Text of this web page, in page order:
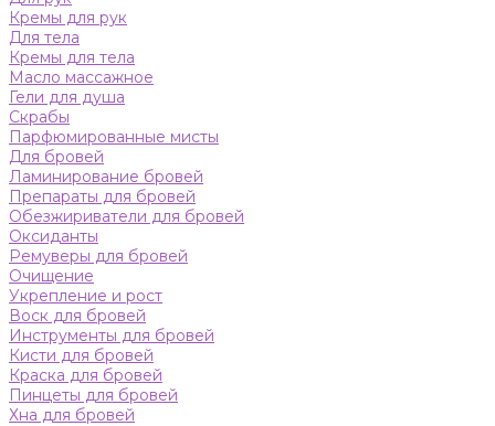
Кремы для рук
Для тела
Кремы для тела
Масло массажное
Гели для душа
Скрабы
Парфюмированные мисты
Для бровей
Ламинирование бровей
Препараты для бровей
Обезжириватели для бровей
Оксиданты
Ремуверы для бровей
Очищение
Укрепление и рост
Воск для бровей
Инструменты для бровей
Кисти для бровей
Краска для бровей
Пинцеты для бровей
Хна для бровей